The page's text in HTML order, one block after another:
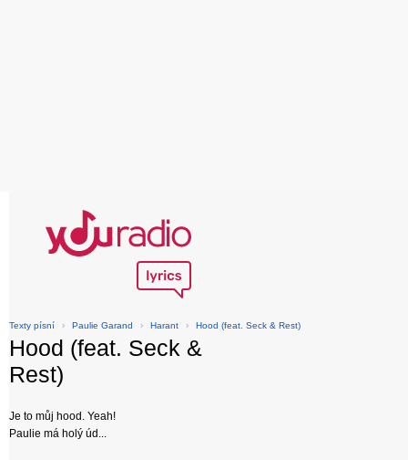
Texty písní › Paulie Garand › Harant › Hood (feat. Seck & Rest)
Hood (feat. Seck &
Rest)
Je to můj hood. Yeah!
Paulie má holý úd...